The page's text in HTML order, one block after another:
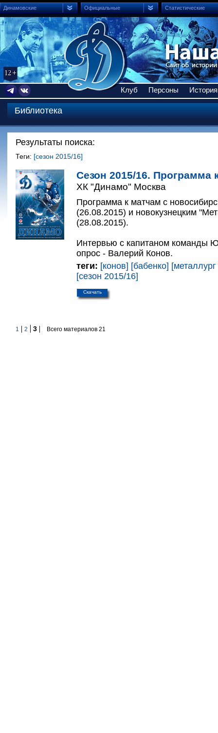
Динамовские Официальные Статистические
Клуб Персоны История
Библиотека
Результаты поиска:
Теги: [сезон 2015/16]
Сезон 2015/16. Программа
ХК "Динамо" Москва
Программа к матчам с
(26.08.2015) и новокузнецким
(28.08.2015).
Интервью с капитаном команды
опрос - Валерий Конов.
теги: [конов] [бабенко]
[сезон 2015/16]
Скачать
1 2 3 Всего материалов 21